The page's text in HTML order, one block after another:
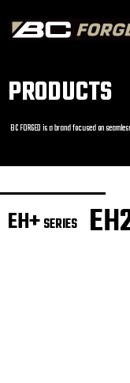
PRODUCTS
BC FORGED is a brand focused on
EH+SERIES